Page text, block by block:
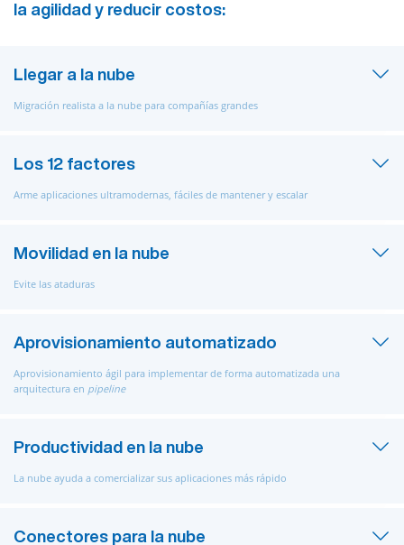
la agilidad y reducir costos:
Llegar a la nube
Migración realista a la nube para compañías grandes
Los 12 factores
Arme aplicaciones ultramodernas, fáciles de mantener y escalar
Movilidad en la nube
Evite las ataduras
Aprovisionamiento automatizado
Aprovisionamiento ágil para implementar de forma automatizada una
arquitectura en pipeline
Productividad en la nube
La nube ayuda a comercializar sus aplicaciones más rápido
Conectores para la nube